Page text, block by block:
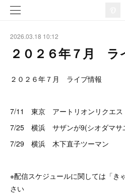
2026.03.18 10:12
２０２６年７月 ラ
２０２６年７月 ライブ情報
7/11 東京 アートリオンリクエス
7/25 横浜 サザンが9(シオダマサ
7/29 横浜 木下直子ツーマン
※配信スケジュールに関しては「き
さい